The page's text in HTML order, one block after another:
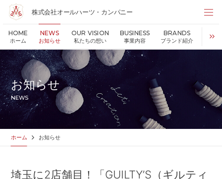
株式会社オールハーツ・カンパニー
HOME
ホーム
NEWS
お知らせ
OUR VISION
私たちの想い
BUSINESS
事業内容
BRANDS
ブランド紹介 持続
株式会社オールハーツ・カンパニー
店舗検索
HOME ホーム
NEWS お知らせ
OUR VISION 私たちの想い
MESSAGE 代表メッセージ
VALUES 企業理念
BUSINESS
お知らせ
NEWS
ホーム お知らせ
埼玉に2店舗目！「GUILTY’S（ギルティ